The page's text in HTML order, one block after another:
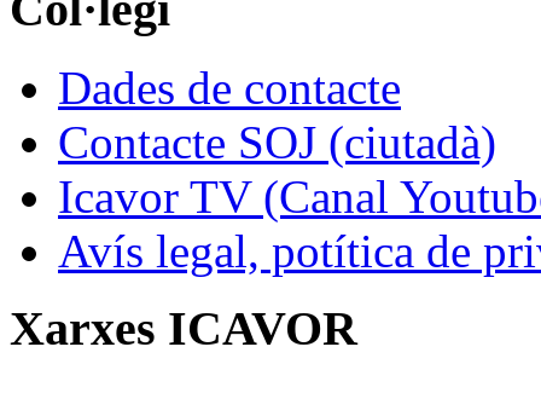
Dades de contacte
Contacte SOJ (ciutadà)
Icavor TV (Canal
Avís legal, potítica de
Xarxes ICAVOR